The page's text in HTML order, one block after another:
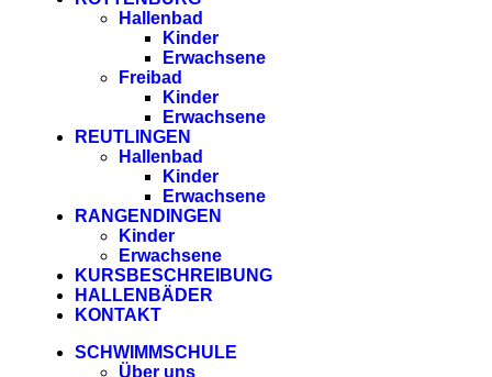
Hallenbad
Kinder
Erwachsene
Freibad
Kinder
Erwachsene
REUTLINGEN
Hallenbad
Kinder
Erwachsene
RANGENDINGEN
Kinder
Erwachsene
KURSBESCHREIBUNG
HALLENBÄDER
KONTAKT
SCHWIMMSCHULE
Über uns